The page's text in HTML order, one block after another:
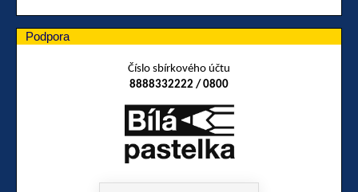
Podpora
Číslo sbírkového účtu
8888332222 / 0800